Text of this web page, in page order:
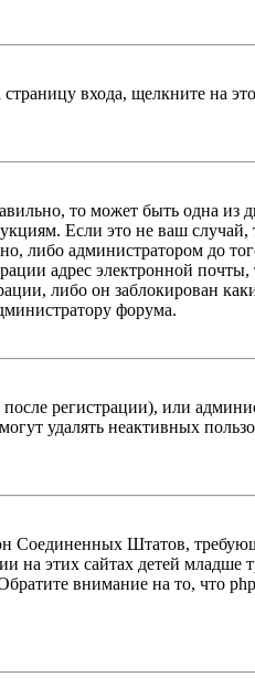
входа, щелкните на
то может быть одна из
Если это не ваш случай,
либо администратором до
адрес электронной почты,
либо он заблокирован
форума.
регистрации), или
удалять неактивных
Соединенных Штатов,
на этих сайтах детей младше
внимание на то, что